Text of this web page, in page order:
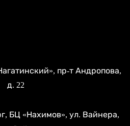
пр-т Андропова,
д. 22
, БЦ «Нахимов», ул. Вайнера,